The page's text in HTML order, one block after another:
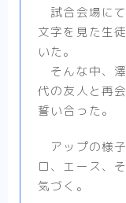
試合会場に
文字を見た生
いた。
そんな中、
代の友人と再
誓い合った。
アップの様
ロ、エース、
気づく。